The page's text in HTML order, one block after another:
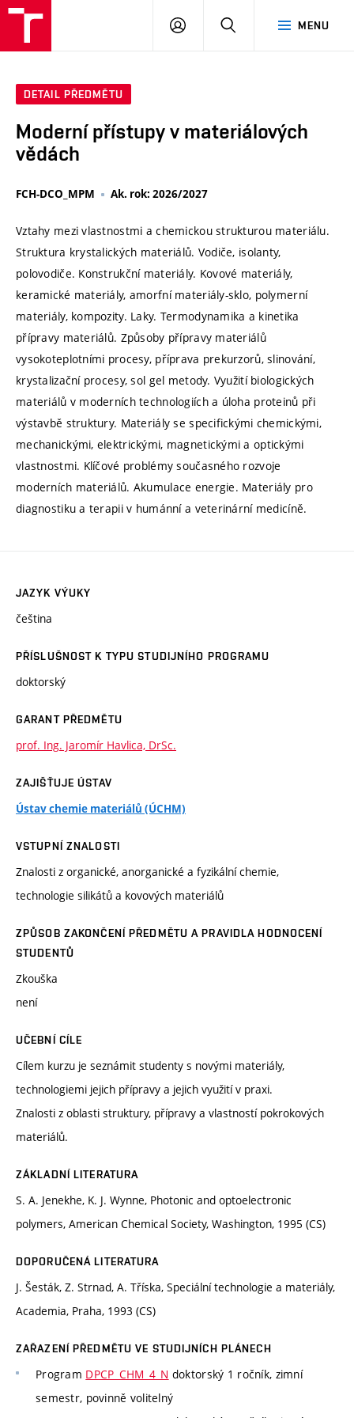
MENU
PŘIHLÁSIT
DETAIL PŘEDMĚTU
Moderní přístupy v materiálových
vědách
FCH-DCO_MPM Ak. rok: 2026/2027
Vztahy mezi vlastnostmi a chemickou strukturou materiálu.
Struktura krystalických materiálů. Vodiče, isolanty,
polovodiče. Konstrukční materiály. Kovové materiály,
keramické materiály, amorfní materiály-sklo, polymerní
materiály, kompozity. Laky. Termodynamika a kinetika
přípravy materiálů. Způsoby přípravy materiálů
vysokoteplotními procesy, příprava prekurzorů, slinování,
krystalizační procesy, sol gel metody. Využití biologických
materiálů v moderních technologiích a úloha proteinů při
výstavbě struktury. Materiály se specifickými chemickými,
mechanickými, elektrickými, magnetickými a optickými
vlastnostmi. Klíčové problémy současného rozvoje
moderních materiálů. Akumulace energie. Materiály pro
diagnostiku a terapii v humánní a veterinární medicíně.
JAZYK VÝUKY
čeština
PŘÍSLUŠNOST K TYPU STUDIJNÍHO PROGRAMU
doktorský
GARANT PŘEDMĚTU
prof. Ing. Jaromír Havlica, DrSc.
ZAJIŠŤUJE ÚSTAV
Ústav chemie materiálů (ÚCHM)
VSTUPNÍ ZNALOSTI
Znalosti z organické, anorganické a fyzikální chemie,
technologie silikátů a kovových materiálů
ZPŮSOB ZAKONČENÍ PŘEDMĚTU A PRAVIDLA HODNOCENÍ
STUDENTŮ
Zkouška
není
UČEBNÍ CÍLE
Cílem kurzu je seznámit studenty s novými materiály,
technologiemi jejich přípravy a jejich využití v praxi.
Znalosti z oblasti struktury, přípravy a vlastností pokrokových
materiálů.
ZÁKLADNÍ LITERATURA
S. A. Jenekhe, K. J. Wynne, Photonic and optoelectronic
polymers, American Chemical Society, Washington, 1995 (CS)
DOPORUČENÁ LITERATURA
J. Šesták, Z. Strnad, A. Tříska, Speciální technologie a materiály,
Academia, Praha, 1993 (CS)
ZAŘAZENÍ PŘEDMĚTU VE STUDIJNÍCH PLÁNECH
Program DPCP_CHM_4_N doktorský 1 ročník, zimní
semestr, povinně volitelný